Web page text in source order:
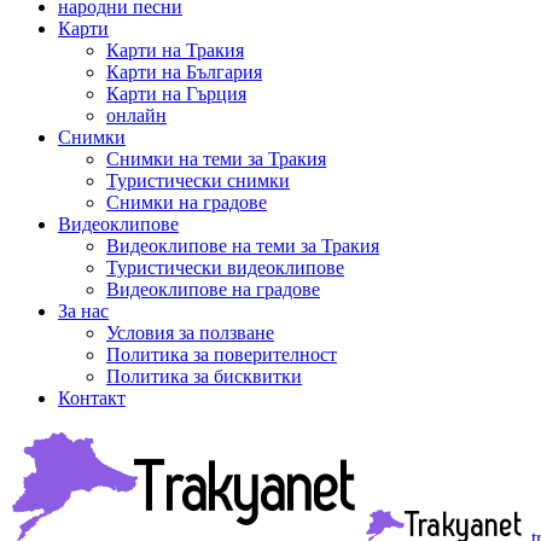
народни песни
Карти
Карти на Тракия
Карти на България
Карти на Гърция
онлайн
Снимки
Снимки на теми за Тракия
Туристически снимки
Снимки на градове
Видеоклипове
Видеоклипове на теми за Тракия
Туристически видеоклипове
Видеоклипове на градове
За нас
Условия за ползване
Политика за поверителност
Политика за бисквитки
Контакт